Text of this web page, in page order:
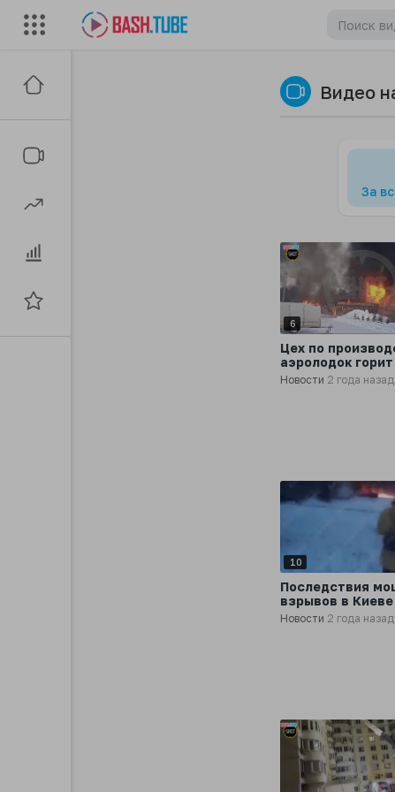
Видео
За
6
Цех по
аэролодок горит
Красноярском
Новости 2 года назад
10
Последствия
взрывов в Киеве
Новости 2 года назад